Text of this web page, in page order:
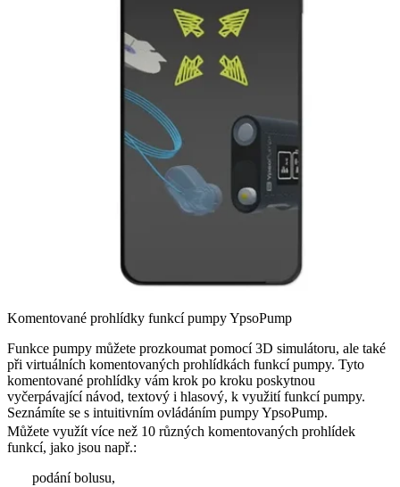
Komentované prohlídky funkcí pumpy YpsoPump
Funkce pumpy můžete prozkoumat pomocí 3D simulátoru, ale také
při virtuálních komentovaných prohlídkách funkcí pumpy. Tyto
komentované prohlídky vám krok po kroku poskytnou
vyčerpávající návod, textový i hlasový, k využití funkcí pumpy.
Seznámíte se s intuitivním ovládáním pumpy YpsoPump.
Můžete využít více než 10 různých komentovaných prohlídek
funkcí, jako jsou např.:
podání bolusu,